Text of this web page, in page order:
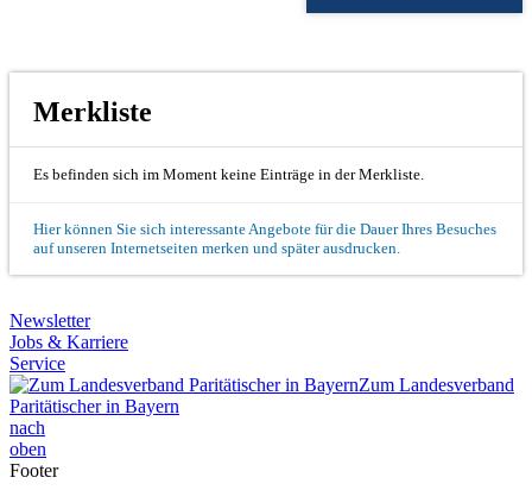
Merkliste
Es befinden sich im Moment keine Einträge in der Merkliste.
Hier können Sie sich interessante Angebote für die Dauer Ihres Besuches
auf unseren Internetseiten merken und später ausdrucken.
Newsletter
Jobs & Karriere
Service
Zum Landesverband
Paritätischer in Bayern
nach
oben
Footer